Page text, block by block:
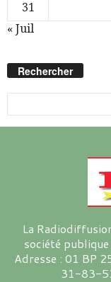
31
« Juil
Rechercher
La
société
Adresse : 01 BP
31-83-